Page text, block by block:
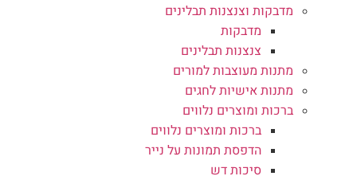
מדבקות וצנצנות תבלינים
מדבקות
צנצנות תבלינים
מתנות מעוצבות למורים
מתנות אישיות לחגים
ברכות ומוצרים נלווים
ברכות ומוצרים נלווים
הדפסת תמונות על נייר
סיכות דש